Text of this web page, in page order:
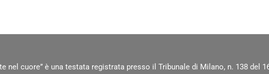
nel cuore” è una testata registrata presso il Tribunale di Milano, n. 138 del